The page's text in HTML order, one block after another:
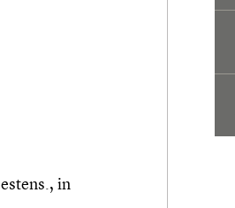
estens., in